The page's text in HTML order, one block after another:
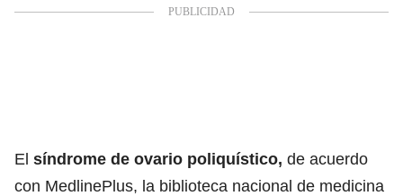
El síndrome de ovario poliquístico, de acuerdo
con MedlinePlus, la biblioteca nacional de medicina